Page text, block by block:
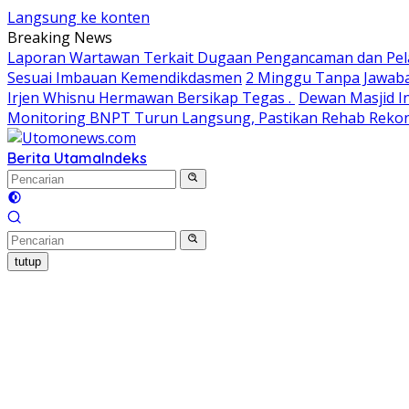
Langsung ke konten
Breaking News
Laporan Wartawan Terkait Dugaan Pengancaman dan
Sesuai Imbauan Kemendikdasmen 2 Minggu Tanpa
Irjen Whisnu Hermawan Bersikap Tegas . Dewan Masjid
Monitoring BNPT Turun Langsung, Pastikan Rehab
Berita UtamaIndeks
tutup